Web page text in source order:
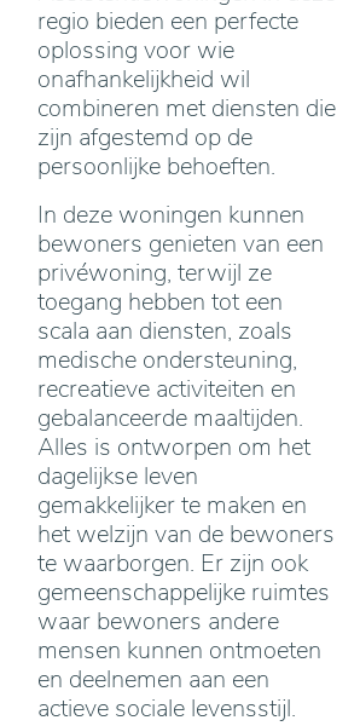
regio bieden een perfecte
oplossing voor wie
onafhankelijkheid wil
combineren met diensten die
zijn afgestemd op de
persoonlijke behoeften.
In deze woningen kunnen
bewoners genieten van een
privéwoning, terwijl ze
toegang hebben tot een
scala aan diensten, zoals
medische ondersteuning,
recreatieve activiteiten en
gebalanceerde maaltijden.
Alles is ontworpen om het
dagelijkse leven
gemakkelijker te maken en
het welzijn van de bewoners
te waarborgen. Er zijn ook
gemeenschappelijke ruimtes
waar bewoners andere
mensen kunnen ontmoeten
en deelnemen aan een
actieve sociale levensstijl.